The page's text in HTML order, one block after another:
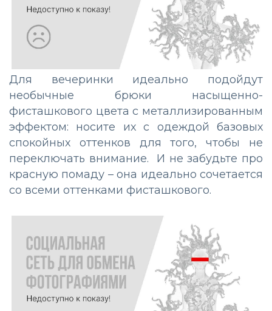
Для вечеринки идеально подойдут
необычные брюки насыщенно-
фисташкового цвета с металлизированным
эффектом: носите их с одеждой базовых
спокойных оттенков для того, чтобы не
переключать внимание. И не забудьте про
красную помаду – она идеально сочетается
со всеми оттенками фисташкового.